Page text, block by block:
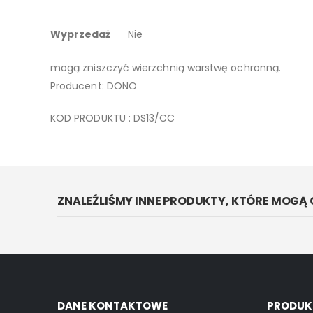
Obrazek osadzony jest na lakierowanym drewnie,
mogą zniszczyć wierzchnią warstwę ochronną.
Producent: DONO
KOD PRODUKTU : DS13/CC
Więcej
Wyprzedaż Nie
ZNALEŹLIŚMY INNE PRODUKTY, KTÓRE
DANE KONTAKTOWE